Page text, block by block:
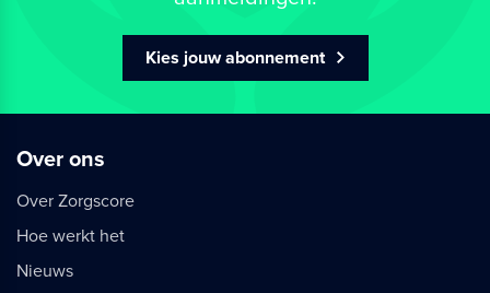
Kies jouw abonnement
Over ons
Over Zorgscore
Hoe werkt het
Nieuws